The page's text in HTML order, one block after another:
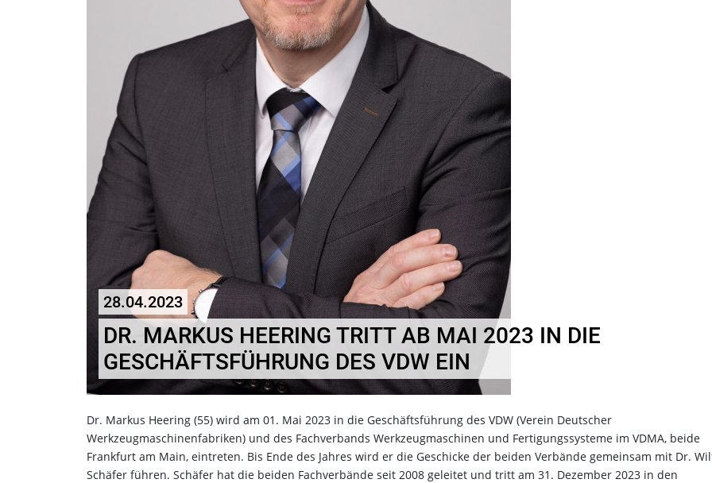
28.04.2023
DR. MARKUS HEERING TRITT AB MAI 2023 IN DIE
GESCHÄFTSFÜHRUNG DES VDW EIN
Dr. Markus Heering (55) wird am 01. Mai 2023 in die Geschäftsführung des VDW (Verein Deutscher
Werkzeugmaschinenfabriken) und des Fachverbands Werkzeugmaschinen und Fertigungssysteme im VDMA, beide
Frankfurt am Main, eintreten. Bis Ende des Jahres wird er die Geschicke der beiden Verbände gemeinsam mit Dr.
Schäfer führen. Schäfer hat die beiden Fachverbände seit 2008 geleitet und tritt am 31. Dezember 2023 in den